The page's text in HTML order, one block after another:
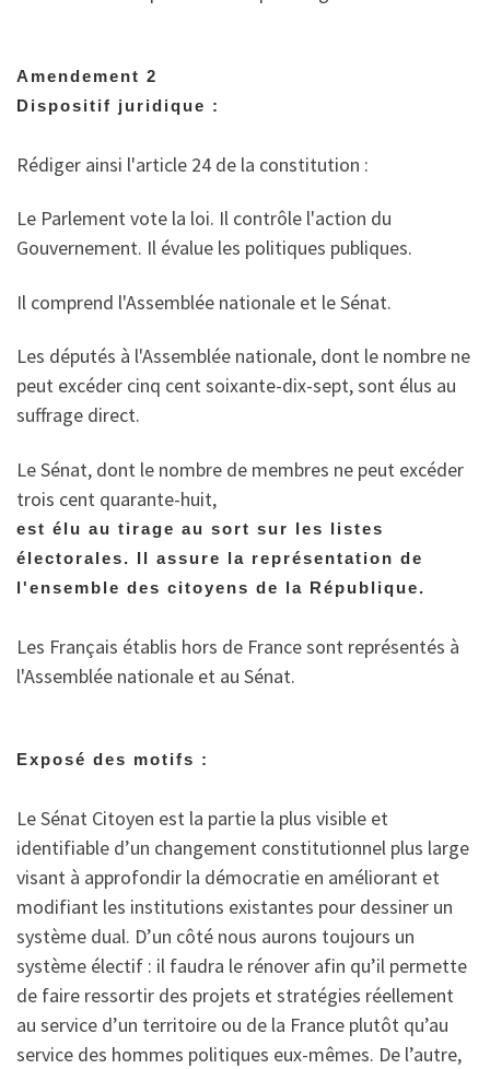
Amendement 2
Dispositif juridique :
Rédiger ainsi l'article 24 de la constitution :
Le Parlement vote la loi. Il contrôle l'action du
Gouvernement. Il évalue les politiques publiques.
Il comprend l'Assemblée nationale et le Sénat.
Les députés à l'Assemblée nationale, dont le nombre ne
peut excéder cinq cent soixante-dix-sept, sont élus au
suffrage direct.
Le Sénat, dont le nombre de membres ne peut excéder
trois cent quarante-huit,
est élu au tirage au sort sur les listes
électorales. Il assure la représentation de
l'ensemble des citoyens de la République.
Les Français établis hors de France sont représentés à
l'Assemblée nationale et au Sénat.
Exposé des motifs :
Le Sénat Citoyen est la partie la plus visible et
identifiable d’un changement constitutionnel plus large
visant à approfondir la démocratie en améliorant et
modifiant les institutions existantes pour dessiner un
système dual. D’un côté nous aurons toujours un
système électif : il faudra le rénover afin qu’il permette
de faire ressortir des projets et stratégies réellement
au service d’un territoire ou de la France plutôt qu’au
service des hommes politiques eux-mêmes. De l’autre,